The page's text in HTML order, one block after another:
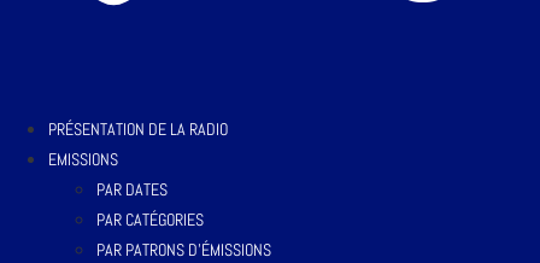
PRÉSENTATION DE LA RADIO
EMISSIONS
PAR DATES
PAR CATÉGORIES
PAR PATRONS D’ÉMISSIONS